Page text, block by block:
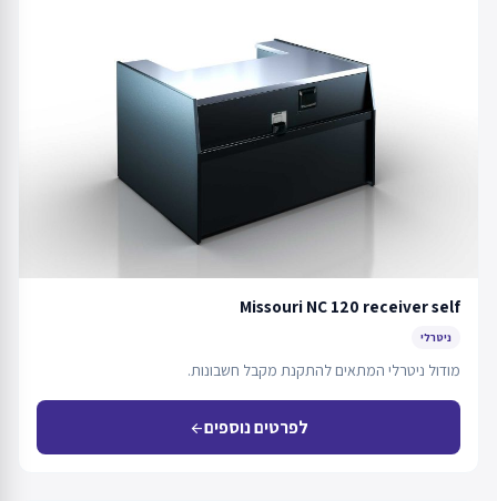
Missouri NC 120 receiver self
ניטרלי
מודול ניטרלי המתאים להתקנת מקבל חשבונות.
לפרטים נוספיםarrow_back